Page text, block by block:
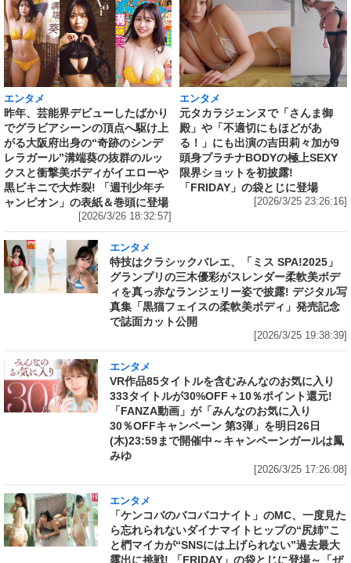
エンタメ
昨年、芸能界デビューしたばかり
でグラビアシーンの頂点へ駆け上
がる大阪府出身の“奇跡のシンデ
レラガール”溝端葵の抜群のルッ
クスと衝撃美ボディがイエローや
黒ビキニで大炸裂! 「週刊少年チ
ャンピオン」の表紙＆巻頭に登場
[2026/3/26 18:32:57]
エンタメ
元タカラジェンヌで「さんま御
殿」や「不適切にもほどがあ
る！」にも出演の吉田莉々加が9
頭身プラチナBODYの極上SEXY
限界ショットを初披露!
「FRIDAY」の袋とじに登場
[2026/3/25 23:26:16]
エンタメ
特技はクラシックバレエ、「ミス SPA!2025」
グランプリの三木優彩がスレンダー柔軟美ボデ
ィを真っ赤なランジェリー姿で披露! デジタル写
真集「黒猫フェイスの柔軟美ボディ」発売記念
で誌面カット公開
[2026/3/25 19:38:39]
エンタメ
VR作品85タイトルを含むみんなのお気に入り
333タイトルが30%OFF＋10％ポイント還元!
「FANZA動画」が「みんなのお気に入り
30％OFFキャンペーン 第3弾」を明日26日
(木)23:59まで開催中～キャンペーンガールは鳳
みゆ
[2026/3/25 17:26:08]
エンタメ
「ケンコバのバコバコナイト」のMC、一度見た
ら忘れられないダイナマイトヒップの“尻姉”こ
と椚マイカが“SNSには上げられない”過去最大
露出に挑戦! 「FRIDAY」の袋とじに登場～「ぜ